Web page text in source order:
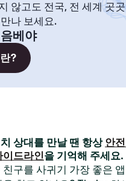
않고도 전국, 전 세계 곳곳
나 보세요.
음베야
?
상대를 만날 땐 항상 안
드라인을 기억해 주세요.
구를 사귀기 가장 좋은